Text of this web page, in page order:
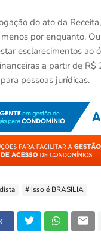
do ato da
por enquanto.
esclarecimentos ao
a partir de R$
pessoas jurídicas.
# isso é BRASÍLIA